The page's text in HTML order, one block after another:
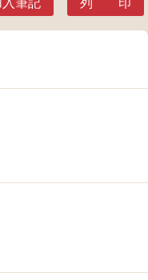
入筆記 列 印